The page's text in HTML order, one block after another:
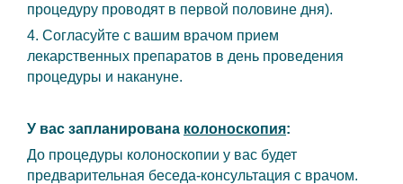
процедуру проводят в первой половине дня).
4. Согласуйте с вашим врачом прием
лекарственных препаратов в день проведения
процедуры и накануне.
У вас запланирована колоноскопия:
До процедуры колоноскопии у вас будет
предварительная беседа-консультация с врачом.